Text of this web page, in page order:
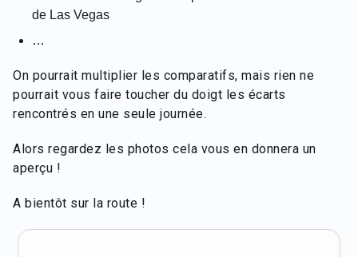
de Las Vegas
…
On pourrait multiplier les comparatifs, mais rien ne
pourrait vous faire toucher du doigt les écarts
rencontrés en une seule journée.
Alors regardez les photos cela vous en donnera un
aperçu !
A bientôt sur la route !